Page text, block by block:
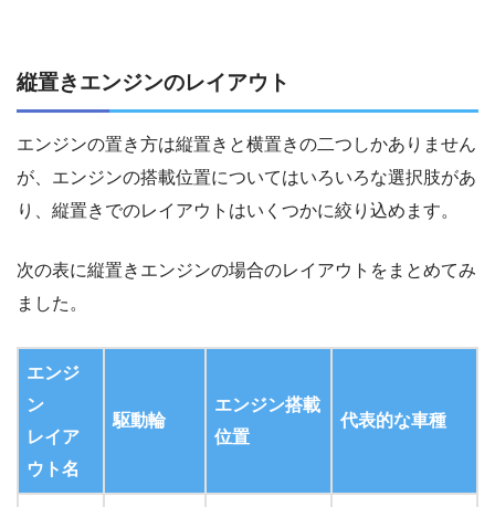
縦置きエンジンのレイアウト
エンジンの置き方は縦置きと横置きの二つしかありません
が、エンジンの搭載位置についてはいろいろな選択肢があ
り、縦置きでのレイアウトはいくつかに絞り込めます。
次の表に縦置きエンジンの場合のレイアウトをまとめてみ
ました。
エンジ
ン
レイア
ウト名
駆動輪
エンジン搭載
位置
代表的な車種